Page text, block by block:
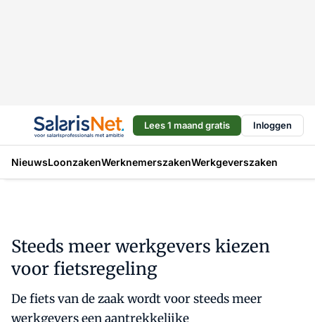
Lees 1 maand gratis Inloggen
NieuwsLoonzakenWerknemerszakenWerkgeverszaken
Steeds meer werkgevers kiezen
voor fietsregeling
De fiets van de zaak wordt voor steeds meer
werkgevers een aantrekkelijke